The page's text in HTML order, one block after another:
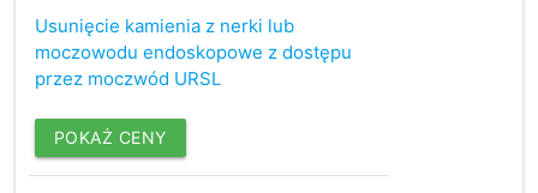
Usunięcie kamienia z nerki lub
moczowodu endoskopowe z dostępu
przez moczwód URSL
POKAŻ CENY